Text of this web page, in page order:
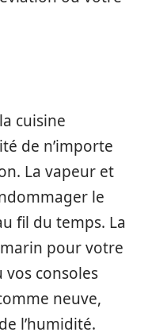
cuisine
de n’importe
La vapeur et
le
fil du temps. La
pour votre
consoles
neuve,
l’humidité.